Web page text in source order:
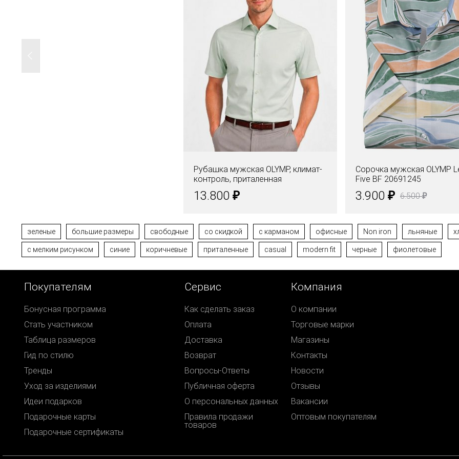
Рубашка мужская OLYMP, климат-
контроль, приталенная
13.800 ₽
Сорочка мужская OLYMP
Five BF 20691245
3.900 ₽ 6.500₽
зеленые большие размеры свободные со скидкой с карманом офисные Non iron льняные
с мелким рисунком синие коричневые приталенные casual modern fit черные фиолетовые
Покупателям
Бонусная программа
Стать участником
Таблица размеров
Гид по стилю
Тренды
Уход за изделиями
Идеи подарков
Подарочные карты
Подарочные сертификаты
Сервис
Как сделать заказ
Оплата
Доставка
Возврат
Вопросы-Ответы
Публичная оферта
О персональных данных
Правила продажи
товаров
Компания
О компании
Торговые марки
Магазины
Контакты
Новости
Отзывы
Вакансии
Оптовым покупателям